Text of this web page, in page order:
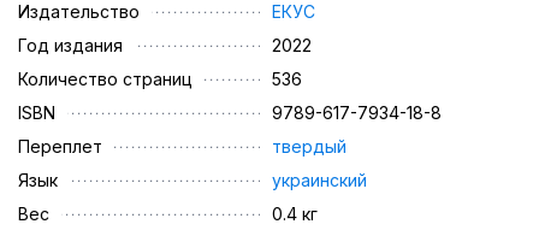
Издательство
ЕКУС
Год издания
2022
Количество страниц
536
ISBN
9789-617-7934-18-8
Переплет
твердый
Язык
украинский
Вес
0.4 кг